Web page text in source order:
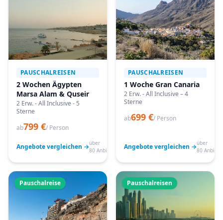
PAUSCHALREISEN
2 Wochen Ägypten
Marsa Alam & Quseir
2 Erw. - All Inclusive - 5
Sterne
ab799 €/ Person
Angebote vergleichen →über
80 Anbieter
PAUSCHALREISEN
1 Woche Gran Canaria
2 Erw. - All Inclusive – 4
Sterne
ab699 €/ Person
Angebote vergleichen →über
80
Pauschalreise Pauschalreisen